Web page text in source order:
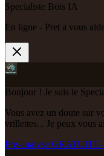
Specialiste Bois IA
En ligne - Pret a vous
Bonjour ! Je suis le
Vous avez un doute sur
vrillettes... Je peux vous
Pre-analyse GRATUITE